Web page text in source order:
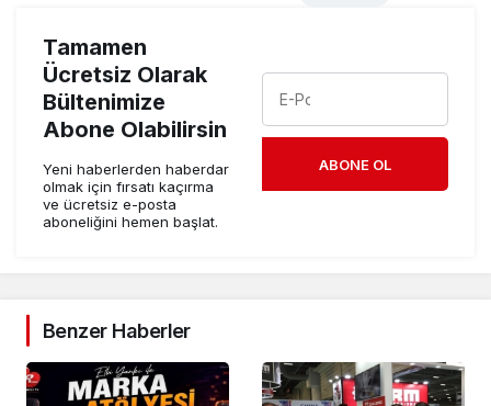
Tamamen
Ücretsiz Olarak
Bültenimize
Abone Olabilirsin
Yeni haberlerden haberdar
olmak için fırsatı kaçırma
ve ücretsiz e-posta
aboneliğini hemen başlat.
ABONE OL
Benzer Haberler